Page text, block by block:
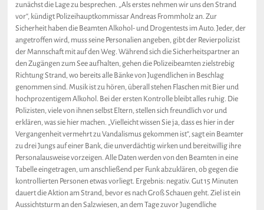
zunächst die Lage zu besprechen. „Als erstes nehmen wir uns den Strand
vor“, kündigt Polizeihauptkommissar Andreas Frommholz an. Zur
Sicherheit haben die Beamten Alkohol- und Drogentests im Auto. Jeder, der
angetroffen wird, muss seine Personalien angeben, gibt der Revierpolizist
der Mannschaft mit auf den Weg. Während sich die Sicherheitspartner an
den Zugängen zum See aufhalten, gehen die Polizeibeamten zielstrebig
Richtung Strand, wo bereits alle Bänke von Jugendlichen in Beschlag
genommen sind. Musik ist zu hören, überall stehen Flaschen mit Bier und
hochprozentigem Alkohol. Bei der ersten Kontrolle bleibt alles ruhig. Die
Polizisten, viele von ihnen selbst Eltern, stellen sich freundlich vor und
erklären, was sie hier machen. „Vielleicht wissen Sie ja, dass es hier in der
Vergangenheit vermehrt zu Vandalismus gekommen ist“, sagt ein Beamter
zu drei Jungs auf einer Bank, die unverdächtig wirken und bereitwillig ihre
Personalausweise vorzeigen. Alle Daten werden von den Beamten in eine
Tabelle eingetragen, um anschließend per Funk abzuklären, ob gegen die
kontrollierten Personen etwas vorliegt. Ergebnis: negativ. Gut 15 Minuten
dauert die Aktion am Strand, bevor es nach Groß Schauen geht. Ziel ist ein
Aussichtsturm an den Salzwiesen, an dem Tage zuvor Jugendliche